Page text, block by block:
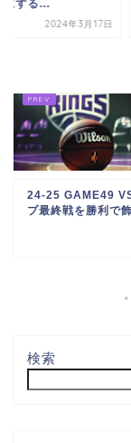
にする...
2024年3月17日
24-25 GAME49
プ最終戦を勝利で
検索